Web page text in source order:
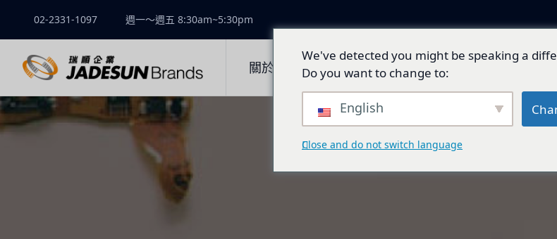
02-2331-1097 週一～週五 8:30am~5:30pm
關於瑞順 產品與解決方案 技術開發 總代理品
We've detected you might be speaking a
Do you want to change to:
English
Close and do not switch language